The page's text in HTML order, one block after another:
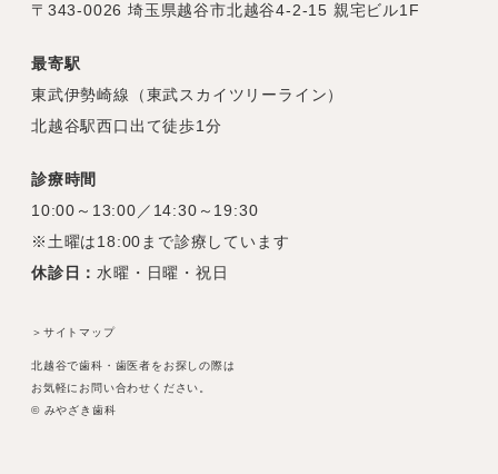
〒343-0026 埼玉県越谷市北越谷4-2-15 親宅ビル1F
最寄駅
東武伊勢崎線（東武スカイツリーライン）
北越谷駅西口出て徒歩1分
診療時間
10:00～13:00／14:30～19:30
※土曜は18:00まで診療しています
休診日：水曜・日曜・祝日
＞サイトマップ
北越谷で歯科・歯医者をお探しの際は
お気軽にお問い合わせください。
© みやざき歯科